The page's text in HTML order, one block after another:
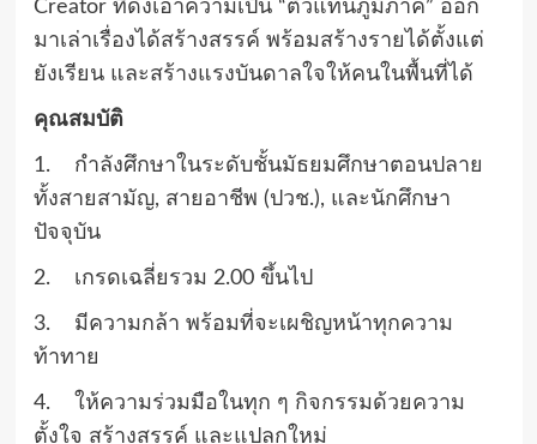
Creator ที่ดึงเอาความเป็น “ตัวแทนภูมิภาค” ออก
มาเล่าเรื่องได้สร้างสรรค์ พร้อมสร้างรายได้ตั้งแต่
ยังเรียน และสร้างแรงบันดาลใจให้คนในพื้นที่ได้
คุณสมบัติ
1. กําลังศึกษาในระดับชั้นมัธยมศึกษาตอนปลาย
ทั้งสายสามัญ, สายอาชีพ (ปวช.), และนักศึกษา
ปัจจุบัน
2. เกรดเฉลี่ยรวม 2.00 ขึ้นไป
3. มีความกล้า พร้อมที่จะเผชิญหน้าทุกความ
ท้าทาย
4. ให้ความร่วมมือในทุก ๆ กิจกรรมด้วยความ
ตั้งใจ สร้างสรรค์ และแปลกใหม่